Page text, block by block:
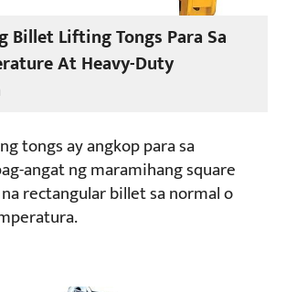
Billet Lifting Tongs Para Sa
At Heavy-Duty
tongs ay angkop para sa
angat ng maramihang square
rectangular billet sa normal o